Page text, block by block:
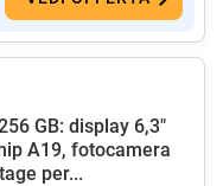
GB: display 6,3"
A19, fotocamera
per...